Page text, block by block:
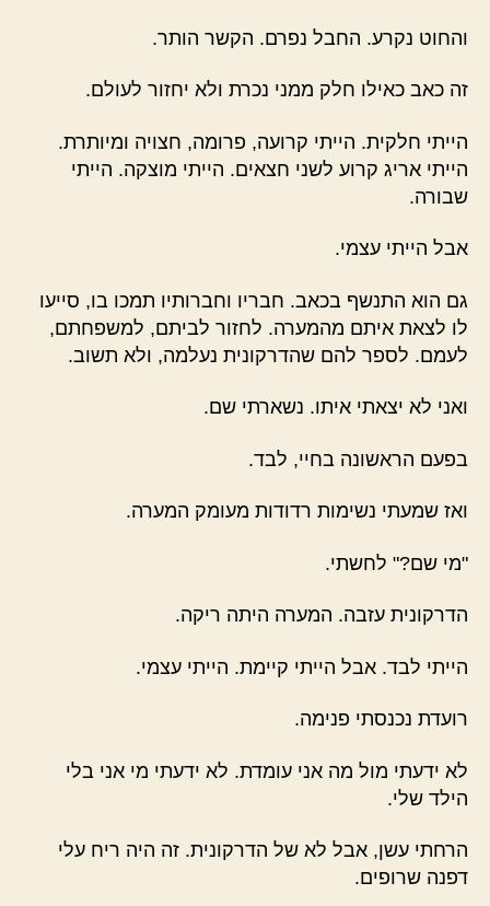
והחוט נקרע. החבל נפרם. הקשר הותר.
זה כאב כאילו חלק ממני נכרת ולא יחזור לעולם.
הייתי חלקית. הייתי קרועה, פרומה, חצויה ומיותרת.
הייתי אריג קרוע לשני חצאים. הייתי מוצקה. הייתי
שבורה.
אבל הייתי עצמי.
גם הוא התנשף בכאב. חבריו וחברותיו תמכו בו, סייעו
לו לצאת איתם מהמערה. לחזור לביתם, למשפחתם,
לעמם. לספר להם שהדרקונית נעלמה, ולא תשוב.
ואני לא יצאתי איתו. נשארתי שם.
בפעם הראשונה בחיי, לבד.
ואז שמעתי נשימות רדודות מעומק המערה.
"מי שם?" לחשתי.
הדרקונית עזבה. המערה היתה ריקה.
הייתי לבד. אבל הייתי קיימת. הייתי עצמי.
רועדת נכנסתי פנימה.
לא ידעתי מול מה אני עומדת. לא ידעתי מי אני בלי
הילד שלי.
הרחתי עשן, אבל לא של הדרקונית. זה היה ריח עלי
דפנה שרופים.